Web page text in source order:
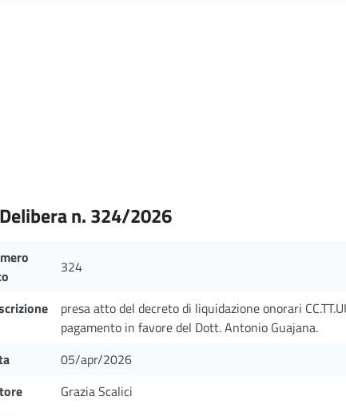
Delibera n. 324/2026
324
presa atto del decreto di liquidazione onorari
pagamento in favore del Dott. Antonio Guajana.
05/apr/2026
Grazia Scalici